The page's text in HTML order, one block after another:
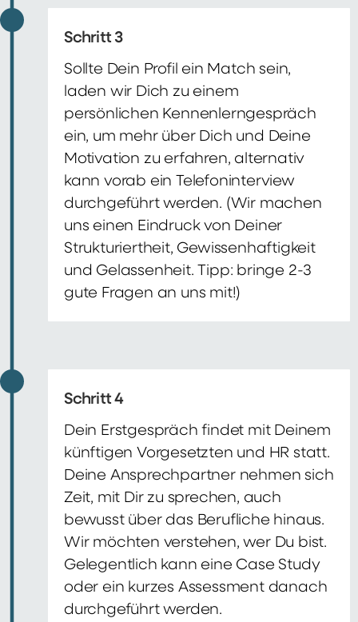
Schritt 3
Sollte Dein Profil ein Match sein,
laden wir Dich zu einem
persönlichen Kennenlerngespräch
ein, um mehr über Dich und Deine
Motivation zu erfahren, alternativ
kann vorab ein Telefoninterview
durchgeführt werden. (Wir machen
uns einen Eindruck von Deiner
Strukturiertheit, Gewissenhaftigkeit
und Gelassenheit. Tipp: bringe 2-3
gute Fragen an uns mit!)
Schritt 4
Dein Erstgespräch findet mit Deinem
künftigen Vorgesetzten und HR statt.
Deine Ansprechpartner nehmen sich
Zeit, mit Dir zu sprechen, auch
bewusst über das Berufliche hinaus.
Wir möchten verstehen, wer Du bist.
Gelegentlich kann eine Case Study
oder ein kurzes Assessment danach
durchgeführt werden.